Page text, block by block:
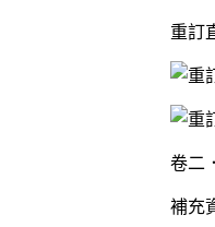
重訂
卷二
補充